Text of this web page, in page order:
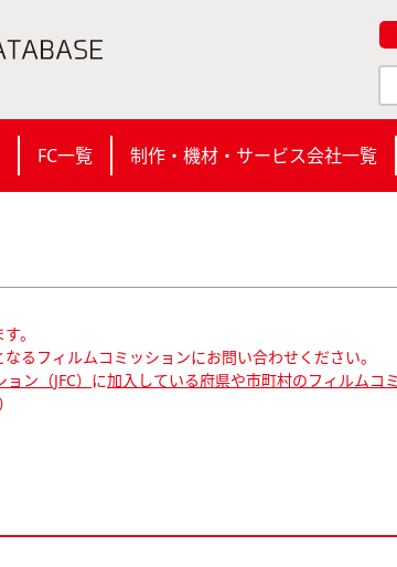
FC一覧 制作・機材・サービス会社一覧
。
るフィルムコミッションにお問い合わせください。
ン（JFC） に加入している府県や市町村のフィルムコミ